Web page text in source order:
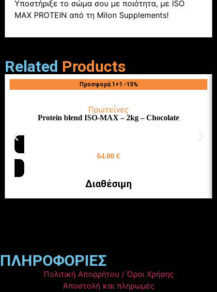
Υποστήριξε το σώμα σου με ποιότητα, με ISO
MAX PROTEIN από τη Milon Supplements!
Related Products
Προσφορά 1+1 -15%
Πρωτεΐνες
Protein blend ISO-MAX – 2kg – Chocolate
64.00 €
Διαθέσιμη
ΠΛΗΡΟΦΟΡΙΕΣ
Πολιτική Απορρήτου / Όροι Χρήσης
Αποστολή και πληρωμές